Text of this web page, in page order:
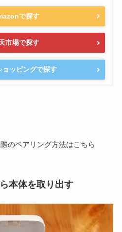
で探す
市場で探す
ッピングで探す
のペアリング方法はこちら
本体を取り出す